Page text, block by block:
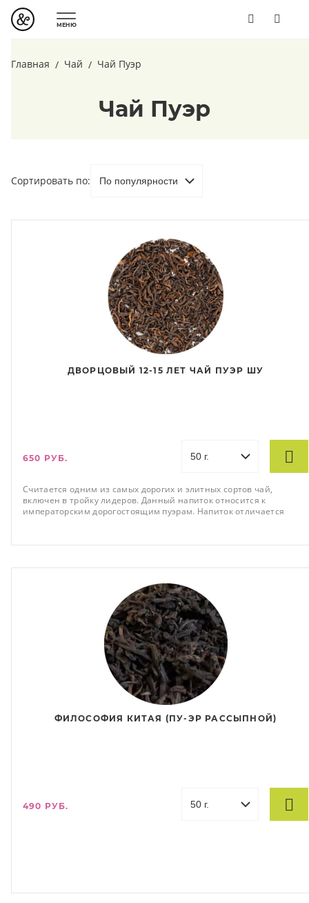
МЕНЮ
Главная Чай Чай Пуэр
Чай Пуэр
Сортировать по:
ДВОРЦОВЫЙ 12-15 ЛЕТ ЧАЙ ПУЭР ШУ
650 РУБ.
Считается одним из самых дорогих и элитных сортов чай,
включен в тройку лидеров. Данный напиток относится к
императорским дорогостоящим пуэрам. Напиток отличается
выше он ценится.
ФИЛОСОФИЯ КИТАЯ (ПУ-ЭР РАССЫПНОЙ)
490 РУБ.